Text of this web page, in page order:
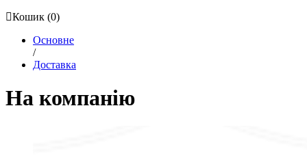
Кошик (0)
Основне
/
Доставка
На компанію